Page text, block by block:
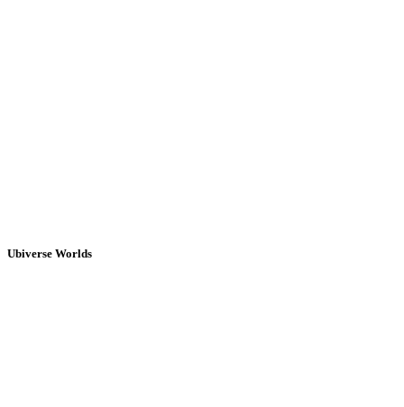
Ubiverse Worlds